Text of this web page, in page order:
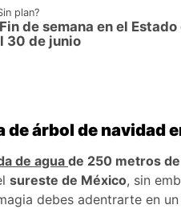
plan?
de semana en el
30 de junio
de árbol de navidad
de agua de 250 metros
sureste de México, sin
debes adentrarte en un